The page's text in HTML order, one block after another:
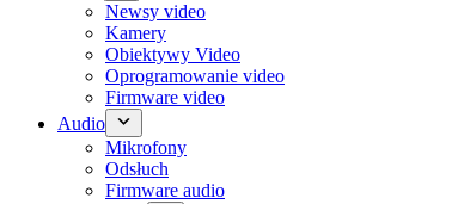
Newsy video
Kamery
Obiektywy Video
Oprogramowanie video
Firmware video
Audio
Mikrofony
Odsłuch
Firmware audio